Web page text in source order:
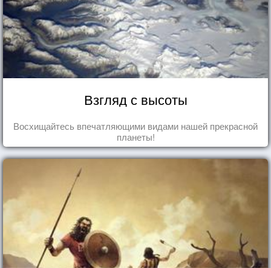
Взгляд с высоты
Восхищайтесь впечатляющими видами нашей прекрасной
планеты!